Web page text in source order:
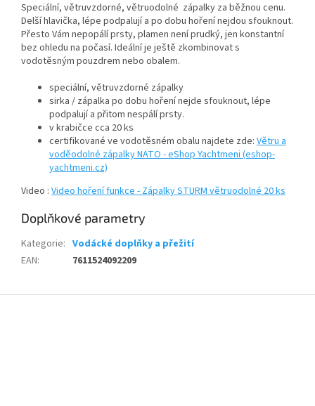
Speciální, větruvzdorné, větruodolné zápalky za běžnou cenu.
Delší hlavička, lépe podpalují a po dobu hoření nejdou sfouknout.
Přesto Vám nepopálí prsty, plamen není prudký, jen konstantní
bez ohledu na počasí. Ideální je ještě zkombinovat s
vodotěsným pouzdrem nebo obalem.
speciální, větruvzdorné zápalky
sirka / zápalka po dobu hoření nejde sfouknout, lépe
podpalují a přitom nespálí prsty.
v krabičce cca 20 ks
certifikované ve vodotěsném obalu najdete zde: Větru a
voděodolné zápalky NATO - eShop Yachtmeni (eshop-
yachtmeni.cz)
Video : Video hoření funkce - Zápalky STURM větruodolné 20 ks
Doplňkové parametry
Kategorie: Vodácké doplňky a přežití
EAN: 7611524092209